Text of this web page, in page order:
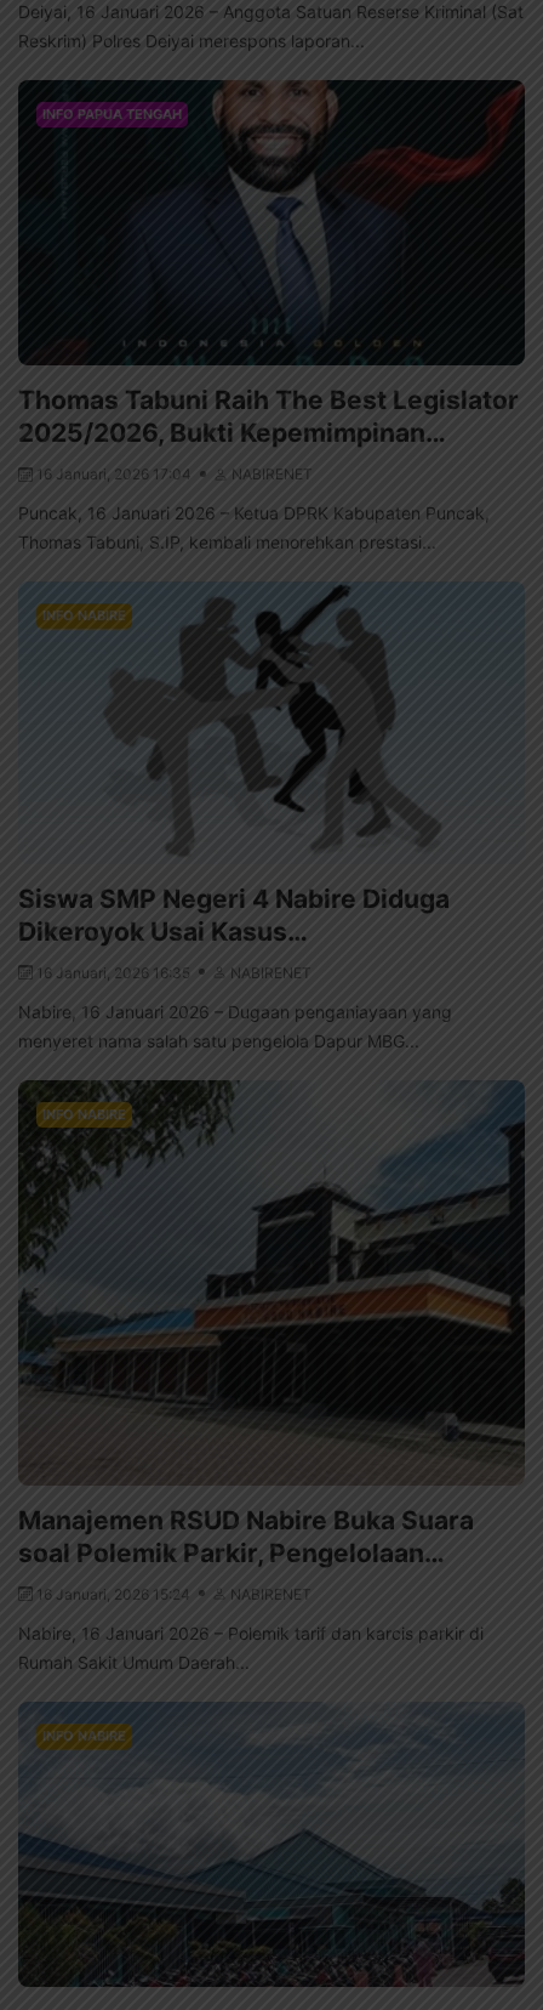
Deiyai, 16 Januari 2026 – Anggota Satuan Reserse Kriminal (Sat
Reskrim) Polres Deiyai merespons laporan...
INFO PAPUA TENGAH
Thomas Tabuni Raih The Best Legislator
2025/2026, Bukti Kepemimpinan…
16 Januari, 2026 17:04 NABIRENET
Puncak, 16 Januari 2026 – Ketua DPRK Kabupaten Puncak,
Thomas Tabuni, S.IP, kembali menorehkan prestasi...
INFO NABIRE
Siswa SMP Negeri 4 Nabire Diduga
Dikeroyok Usai Kasus…
16 Januari, 2026 16:35 NABIRENET
Nabire, 16 Januari 2026 – Dugaan penganiayaan yang
menyeret nama salah satu pengelola Dapur MBG...
INFO NABIRE
Manajemen RSUD Nabire Buka Suara
soal Polemik Parkir, Pengelolaan…
16 Januari, 2026 15:24 NABIRENET
Nabire, 16 Januari 2026 – Polemik tarif dan karcis parkir di
Rumah Sakit Umum Daerah...
INFO NABIRE